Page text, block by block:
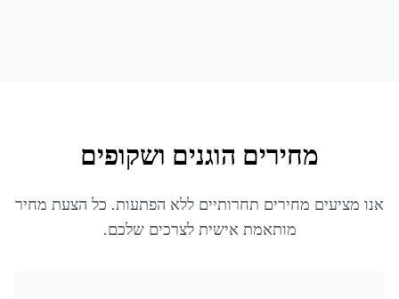
מחירים הוגנים ושקופים
אנו מציעים מחירים תחרותיים ללא הפתעות. כל הצעת מחיר
מותאמת אישית לצרכים שלכם.